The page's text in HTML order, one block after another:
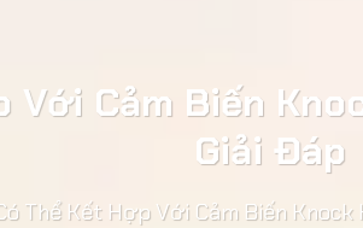
Với Cảm Biến
Giải Đáp
Thể Kết Hợp Với Cảm Biến